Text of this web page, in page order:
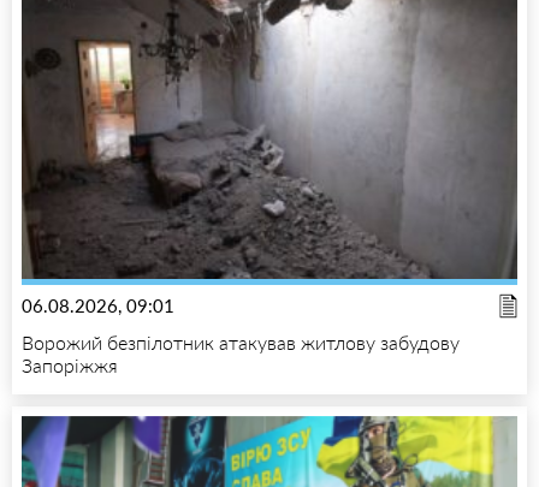
06.08.2026, 09:01
Ворожий безпілотник атакував житлову забудову
Запоріжжя